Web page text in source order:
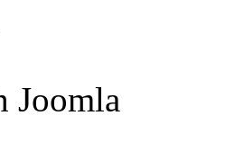
Joomla